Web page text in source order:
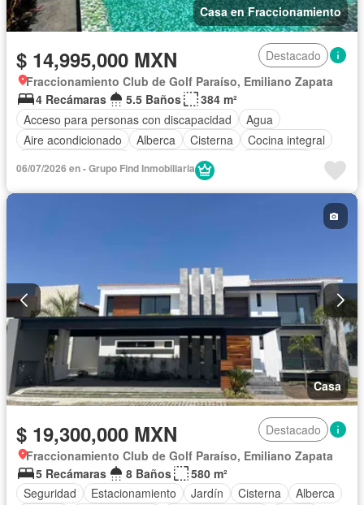
Casa en Fraccionamiento
$ 14,995,000 MXN
Destacado
Fraccionamiento Club de Golf Paraíso, Emiliano Zapata
4 Recámaras
5.5 Baños
384 m²
Acceso para personas con discapacidad
Agua
Aire acondicionado
Alberca Cisterna
Cocina integral
Cuarto de servicio
Estacionamiento
Jacuzzi
06/07/2026 en - Grupo Find Inmobiliaria
Casa
$ 19,300,000 MXN
Destacado
Fraccionamiento Club de Golf Paraíso, Emiliano Zapata
5 Recámaras
8 Baños
580 m²
Seguridad
Estacionamiento Jardín Cisterna
Alberca